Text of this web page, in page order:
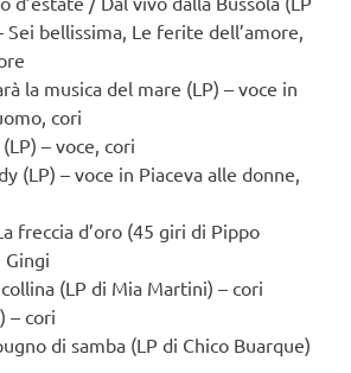
bellissima, Le ferite dell’amore,
la musica del mare (LP) – voce in
cori
– voce, cori
(LP) – voce in Piaceva alle donne,
freccia d’oro (45 giri di Pippo
Gingi
(LP di Mia Martini) – cori
– cori
di samba (LP di Chico Buarque)